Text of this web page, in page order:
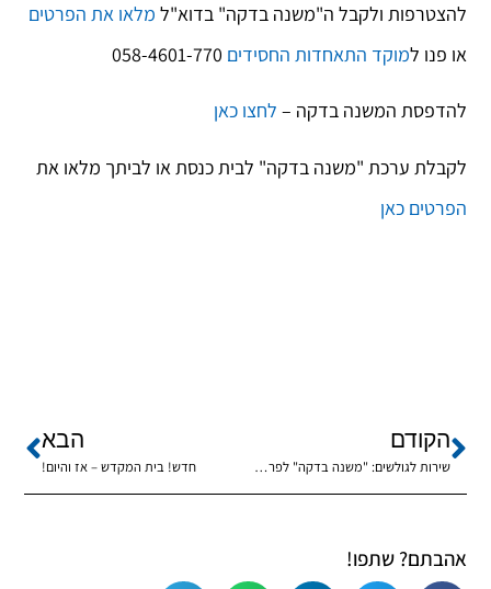
להצטרפות ולקבל ה"משנה בדקה" בדוא"ל מלאו את הפרטים
או פנו למוקד התאחדות החסידים
להדפסת המשנה בדקה – לחצו כאן
לקבלת ערכת "משנה בדקה" לבית כנסת או לביתך מלאו את
הפרטים כאן
הקודם
שירות לגולשים: "משנה בדקה" לפרשת חוקת
הבא
חדש! בית המקדש – אז והיום!
אהבתם? שתפו!